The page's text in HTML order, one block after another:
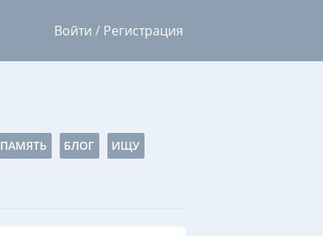
Войти / Регистрация
ПАМЯТЬ БЛОГ ИЩУ